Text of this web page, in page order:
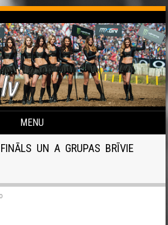
MENU
UN A GRUPAS BRĪVIE